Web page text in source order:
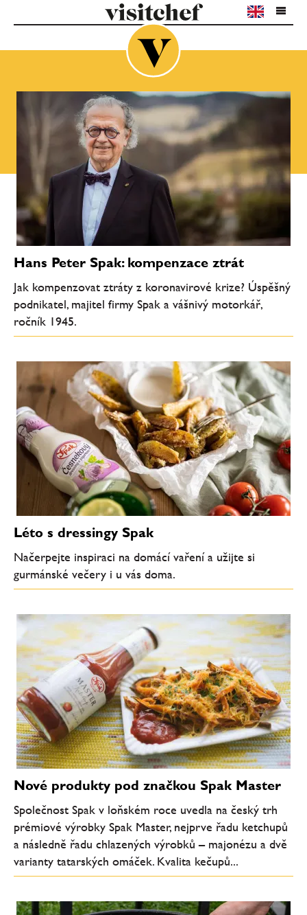
Hans Peter Spak: kompenzace ztrát
Jak kompenzovat ztráty z koronavirové krize? Úspěšný
podnikatel, majitel firmy Spak a vášnivý motorkář,
ročník 1945.
Léto s dressingy Spak
Načerpejte inspiraci na domácí vaření a užijte si
gurmánské večery i u vás doma.
Nové produkty pod značkou Spak Master
Společnost Spak v loňském roce uvedla na český trh
prémiové výrobky Spak Master, nejprve řadu ketchupů
a následně řadu chlazených výrobků – majonézu a dvě
varianty tatarských omáček. Kvalita kečupů...